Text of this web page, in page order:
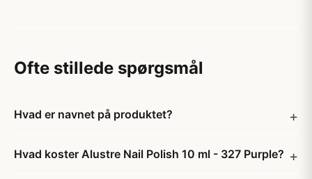
Ofte stillede spørgsmål
Hvad er navnet på produktet?
Hvad koster Alustre Nail Polish 10 ml - 327 Purple?